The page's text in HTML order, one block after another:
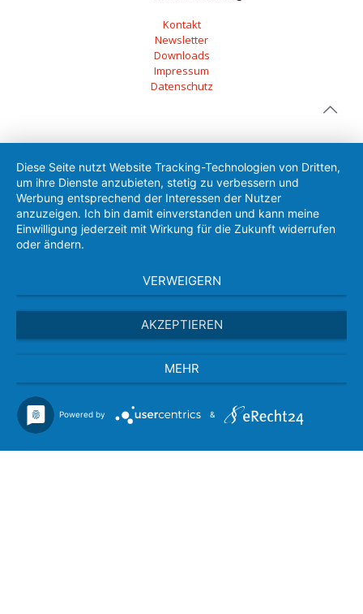
Kontakt
Newsletter
Downloads
Impressum
Datenschutz
Diese Seite nutzt Website Tracking-Technologien von Dritten,
um ihre Dienste anzubieten, stetig zu verbessern und
Werbung entsprechend der Interessen der Nutzer
anzuzeigen. Ich bin damit einverstanden und kann meine
Einwilligung jederzeit mit Wirkung für die Zukunft widerrufen
oder ändern.
VERWEIGERN
AKZEPTIEREN
MEHR
Powered by &